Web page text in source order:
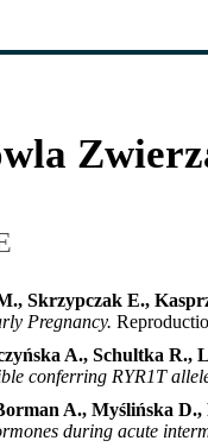
Skrzypczak E.,
Pregnancy.
A., Schultka R.,
conferring RYR1T
A., Myślińska D.,
during acute